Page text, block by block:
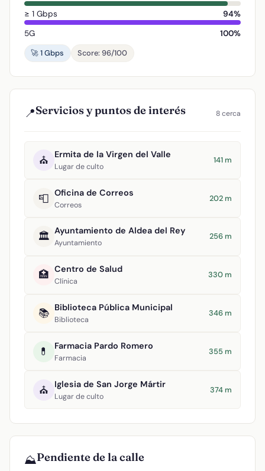
≥ 1 Gbps
94%
5G
100%
🚀 1 Gbps
Score: 96/100
📍Servicios y puntos de interés 8 cerca
⛪ Ermita de la Virgen del Valle
Lugar de culto
141 m
📮 Oficina de Correos
Correos
202 m
🏛️ Ayuntamiento de Aldea del Rey
Ayuntamiento
256 m
🏥 Centro de Salud
Clínica
330 m
📚 Biblioteca Pública Municipal
Biblioteca
346 m
💊 Farmacia Pardo Romero
Farmacia
355 m
⛪ Iglesia de San Jorge Mártir
Lugar de culto
374 m
⛰️Pendiente de la calle